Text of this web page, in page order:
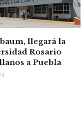
llegará la
Rosario
a Puebla